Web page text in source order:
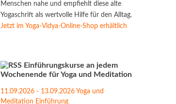
Menschen nahe und empfiehlt diese alte
Yogaschrift als wertvolle Hilfe für den Alltag.
Jetzt im Yoga-Vidya-Online-Shop erhältlich
Einführungskurse an jedem
Wochenende für Yoga und Meditation
11.09.2026 - 13.09.2026 Yoga und
Meditation Einführung